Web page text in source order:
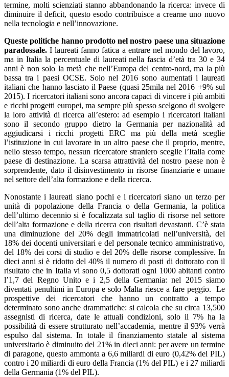
termine, molti scienziati stanno abbandonando la ricerca: invece di
diminuire il deficit, questo esodo contribuisce a crearne uno nuovo
nella tecnologia e nell’innovazione.
Queste politiche hanno prodotto nel nostro paese una situazione
paradossale. I laureati fanno fatica a entrare nel mondo del lavoro,
ma in Italia la percentuale di laureati nella fascia d’età tra 30 e 34
anni è non solo la metà che nell’Europa del centro-nord, ma la più
bassa tra i paesi OCSE. Solo nel 2016 sono aumentati i laureati
italiani che hanno lasciato il Paese (quasi 25mila nel 2016 +9% sul
2015). I ricercatori italiani sono ancora capaci di vincere i più ambiti
e ricchi progetti europei, ma sempre più spesso scelgono di svolgere
la loro attività di ricerca all’estero: ad esempio i ricercatori italiani
sono il secondo gruppo dietro la Germania per nazionalità ad
aggiudicarsi i ricchi progetti ERC ma più della metà sceglie
l’istituzione in cui lavorare in un altro paese che il proprio, mentre,
nello stesso tempo, nessun ricercatore straniero sceglie l’Italia come
paese di destinazione. La scarsa attrattività del nostro paese non è
sorprendente, dato il disinvestimento in risorse finanziarie e umane
nel settore dell’alta formazione e della ricerca.
Nonostante i laureati siano pochi e i ricercatori siano un terzo per
unità di popolazione della Francia o della Germania, la politica
dell’ultimo decennio si è focalizzata sul taglio di risorse nel settore
dell’alta formazione e della ricerca con risultati devastanti. C’è stata
una diminuzione del 20% degli immatricolati nell’università, del
18% dei docenti universitari e del personale tecnico amministrativo,
del 18% dei corsi di studio e del 20% delle risorse complessive. In
dieci anni si è ridotto del 40% il numero di posti di dottorato con il
risultato che in Italia vi sono 0,5 dottorati ogni 1000 abitanti contro
l’1,7 del Regno Unito e i 2,5 della Germania: nel 2015 siamo
diventati penultimi in Europa e solo Malta riesce a fare peggio. Le
prospettive dei ricercatori che hanno un contratto a tempo
determinato sono anche drammatiche: si calcola che su circa 13,500
assegnisti di ricerca, date le attuali condizioni, solo il 7% ha la
possibilità di essere strutturato nell’accademia, mentre il 93% verrà
espulso dal sistema. In totale il finanziamento statale al sistema
universitario è diminuito del 21% in dieci anni: per avere un termine
di paragone, questo ammonta a 6,6 miliardi di euro (0,42% del PIL)
contro i 20 miliardi di euro della Francia (1% del PIL) e i 27 miliardi
della Germania (1% del PIL).